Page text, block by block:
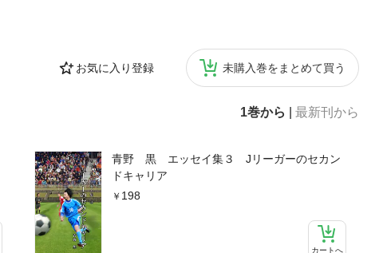
お気に入り登録 未購入巻をまとめて買う
1巻から 最新刊から
青野 黒 エッセイ集３ Jリーガーのセカン
ドキャリア
198
カートへ